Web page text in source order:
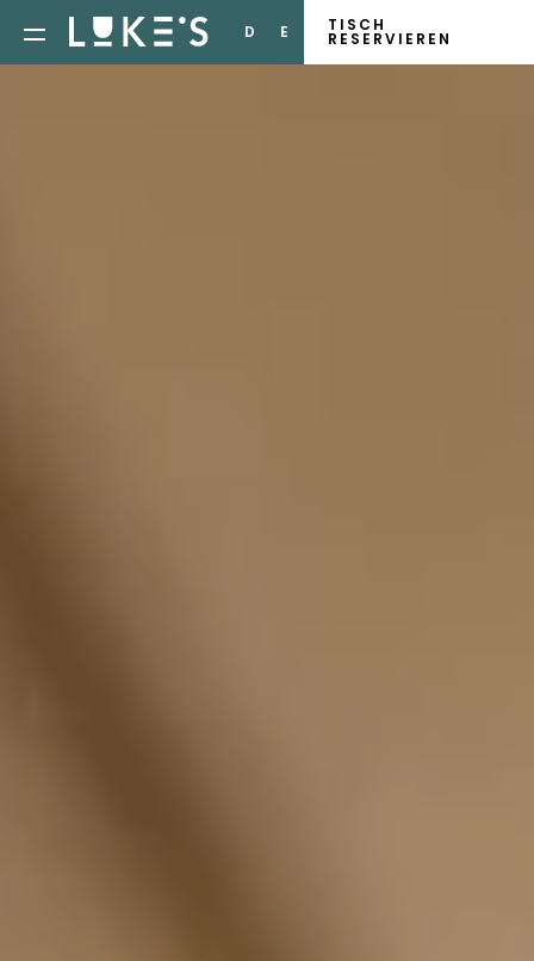
D E TISCH
RESERVIEREN